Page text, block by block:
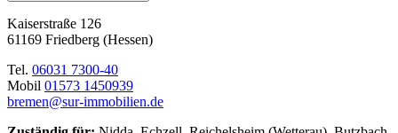
Kaiserstraße 126
61169 Friedberg (Hessen)
Tel. 06031 7300-40
Mobil 01573 1450939
bremen@sur-immobilien.de